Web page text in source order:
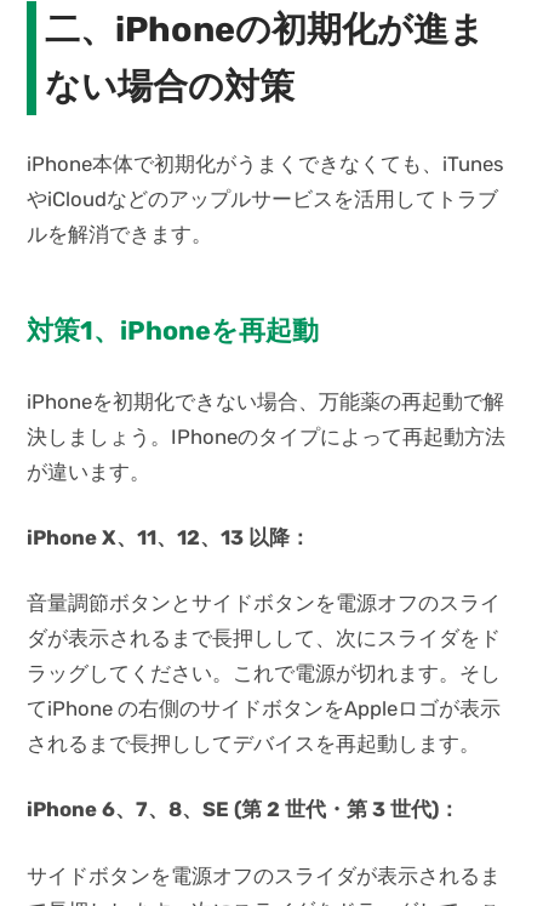
二、iPhoneの初期化が進ま
ない場合の対策
iPhone本体で初期化がうまくできなくても、iTunes
やiCloudなどのアップルサービスを活用してトラブ
ルを解消できます。
対策1、iPhoneを再起動
iPhoneを初期化できない場合、万能薬の再起動で解
決しましょう。IPhoneのタイプによって再起動方法
が違います。
iPhone X、11、12、13 以降：
音量調節ボタンとサイドボタンを電源オフのスライ
ダが表示されるまで長押しして、次にスライダをド
ラッグしてください。これで電源が切れます。そし
てiPhone の右側のサイドボタンをAppleロゴが表示
されるまで長押ししてデバイスを再起動します。
iPhone 6、7、8、SE (第 2 世代・第 3 世代)：
サイドボタンを電源オフのスライダが表示されるま